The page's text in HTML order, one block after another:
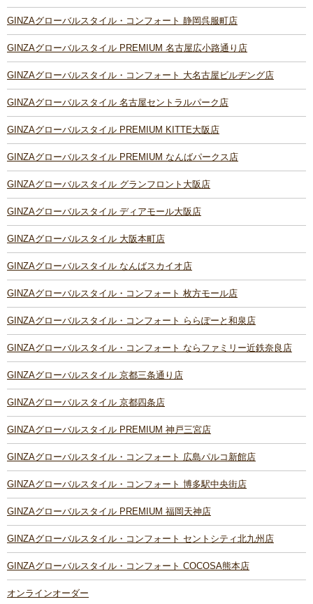
GINZAグローバルスタイル・コンフォート 静岡呉服町店
GINZAグローバルスタイル PREMIUM 名古屋広小路通り店
GINZAグローバルスタイル・コンフォート 大名古屋ビルヂング店
GINZAグローバルスタイル 名古屋セントラルパーク店
GINZAグローバルスタイル PREMIUM KITTE大阪店
GINZAグローバルスタイル PREMIUM なんばパークス店
GINZAグローバルスタイル グランフロント大阪店
GINZAグローバルスタイル ディアモール大阪店
GINZAグローバルスタイル 大阪本町店
GINZAグローバルスタイル なんばスカイオ店
GINZAグローバルスタイル・コンフォート 枚方モール店
GINZAグローバルスタイル・コンフォート ららぽーと和泉店
GINZAグローバルスタイル・コンフォート ならファミリー近鉄奈良店
GINZAグローバルスタイル 京都三条通り店
GINZAグローバルスタイル 京都四条店
GINZAグローバルスタイル PREMIUM 神戸三宮店
GINZAグローバルスタイル・コンフォート 広島パルコ新館店
GINZAグローバルスタイル・コンフォート 博多駅中央街店
GINZAグローバルスタイル PREMIUM 福岡天神店
GINZAグローバルスタイル・コンフォート セントシティ北九州店
GINZAグローバルスタイル・コンフォート COCOSA熊本店
オンラインオーダー